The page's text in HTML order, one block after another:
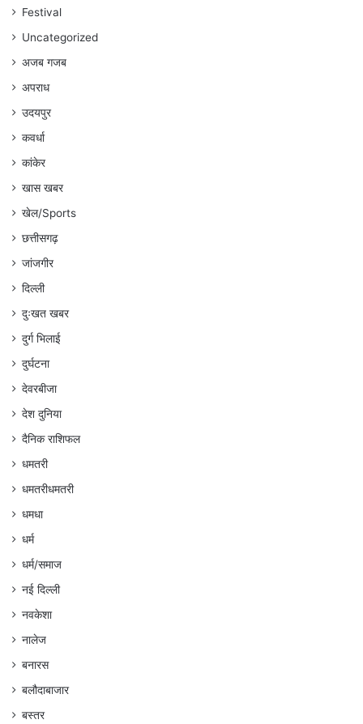
गौरहाFestival
Uncategorized
अजब गजब
अपराध
उदयपुर
कवर्धा
कांकेर
खास खबर
खेल/Sports
छत्तीसगढ़
जांजगीर
दिल्ली
दुःखत खबर
दुर्ग भिलाई
दुर्घटना
देवरबीजा
देश दुनिया
दैनिक राशिफल
धमतरी
धमतरीधमतरी
धमधा
धर्म
धर्म/समाज
नई दिल्ली
नवकेशा
नालेज
बनारस
बलौदाबाजार
बस्तर